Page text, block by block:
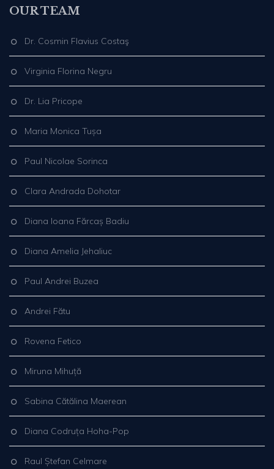
OUR TEAM
Dr. Cosmin Flavius Costaş
Virginia Florina Negru
Dr. Lia Pricope
Maria Monica Tușa
Paul Nicolae Sorinca
Clara Andrada Dohotar
Diana Ioana Fărcaș Badiu
Diana Amelia Jehaliuc
Paul Andrei Buzea
Andrei Fătu
Rovena Fetico
Miruna Mihuță
Sabina Cătălina Maerean
Diana Codruța Hoha-Pop
Raul Ștefan Celmare